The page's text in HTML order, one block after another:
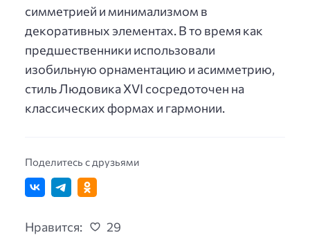
симметрией и минимализмом в
декоративных элементах. В то время как
предшественники использовали
изобильную орнаментацию и асимметрию,
стиль Людовика XVI сосредоточен на
классических формах и гармонии.
Поделитесь с друзьями
Нравится: 29